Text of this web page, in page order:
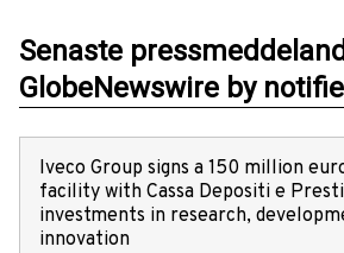
Senaste
GlobeNewswire by
Iveco Group signs a 150 million
facility with Cassa Depositi e
investments in research,
innovation